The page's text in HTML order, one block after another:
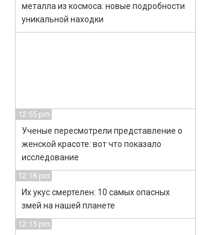
металла из космоса: новые подробности
уникальной находки
12:55 pm
Ученые пересмотрели представление о
женской красоте: вот что показало
исследование
12:18 pm
Их укус смертелен: 10 самых опасных
змей на нашей планете
12:15 pm